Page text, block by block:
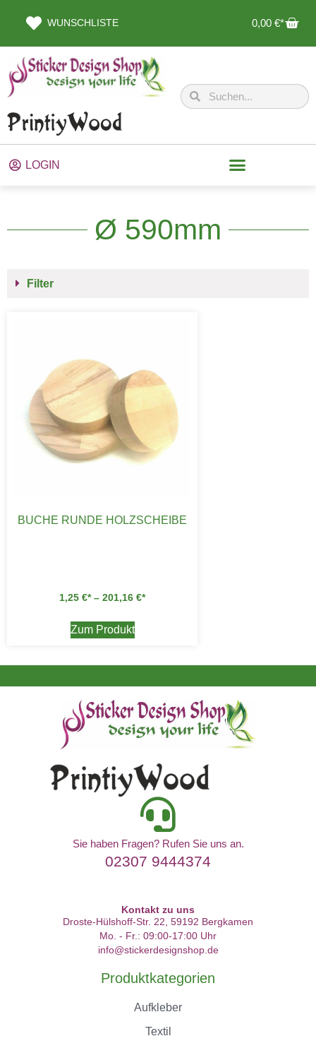
WUNSCHLISTE 0,00 €
LOGIN
Ø 590mm
Filter
BUCHE RUNDE HOLZSCHEIBE
1,25 € – 201,16 €
Zum Produkt
Sie haben Fragen? Rufen Sie uns an.
02307 9444374
Kontakt zu uns
Droste-Hülshoff-Str. 22, 59192 Bergkamen
Mo. - Fr.: 09:00-17:00 Uhr
info@stickerdesignshop.de
Produktkategorien
Aufkleber
Textil